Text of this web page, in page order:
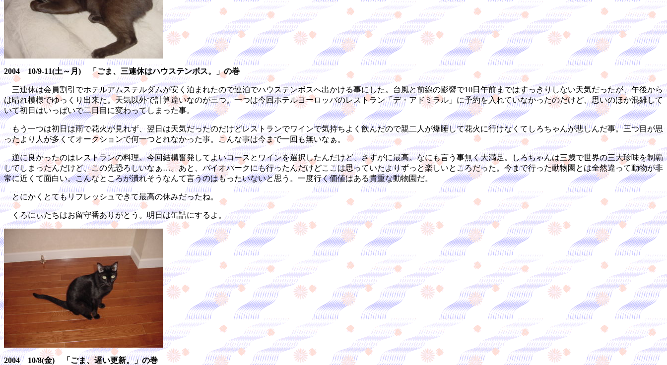
2004 10/9-11(土～月) 「ごま、三連休はハウステンボス。」の巻
三連休は会員割引でホテルアムステルダムが安く泊まれたので連泊でハウステンボスへ出かける事にした。台風と前線の影響で10日午前まではすっきりしない天気だったが、午後から
は晴れ模様でゆっくり出来た。天気以外で計算違いなのが三つ。一つは今回ホテルヨーロッパのレストラン「デ・アドミラル」に予約を入れていなかったのだけど、思いのほか混雑して
いて初日はいっぱいで二日目に変わってしまった事。
もう一つは初日は雨で花火が見れず、翌日は天気だったのだけどレストランでワインで気持ちよく飲んだので親二人が爆睡して花火に行けなくてしろちゃんが悲しんだ事。三つ目が思
ったより人が多くてオークションで何一つとれなかった事。こんな事は今まで一回も無いなぁ。
逆に良かったのはレストランの料理。今回結構奮発してよいコースとワインを選択したんだけど、さすがに最高。なにも言う事無く大満足。しろちゃんは三歳で世界の三大珍味を制覇
してしまったんだけど、この先恐ろしいなぁ…。あと、バイオパークにも行ったんだけどここは思っていたよりずっと楽しいところだった。今まで行った動物園とは全然違って動物が非
常に近くて面白い。こんなところが潰れそうなんて言うのはもったいないと思う。一度行く価値はある貴重な動物園だ。
とにかくとてもリフレッシュできて最高の休みだったね。
くろにぃたちはお留守番ありがとう。明日は缶詰にするよ。
2004 10/8(金) 「ごま、遅い更新。」の巻